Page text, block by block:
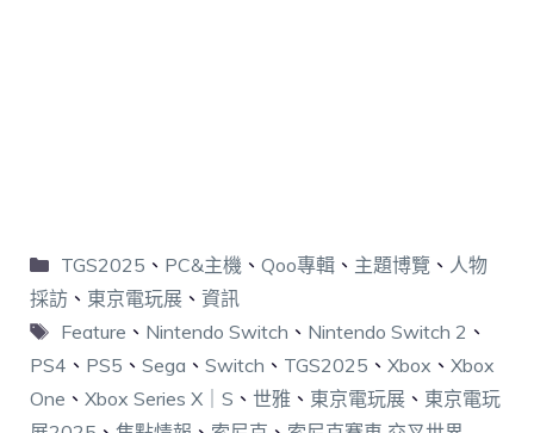
TGS2025 、 PC&主機、 Qoo專輯、 主題博覽 、 人物
採訪 、 東京電玩展 、 資訊
Feature 、 Nintendo Switch 、 Nintendo Switch 2 、
PS4 、 PS5 、 Sega 、 Switch 、 TGS2025 、 Xbox 、 Xbox
One 、 Xbox Series X｜S 、 世雅 、 東京電玩展 、 東京電玩